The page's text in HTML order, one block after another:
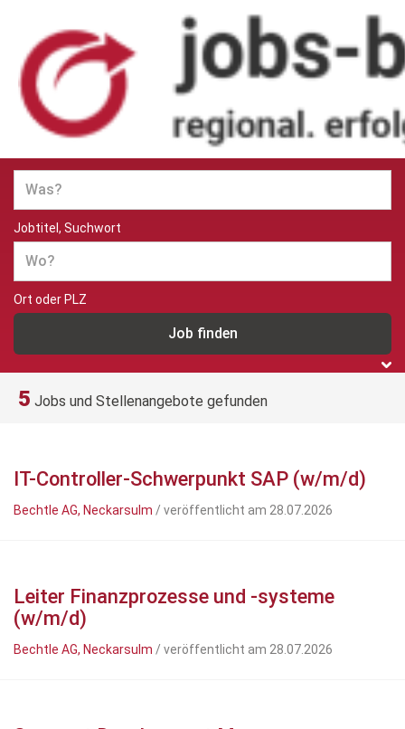
Jobs und Stellenangebote in
Berlin
Jobtitel, Suchwort
Ort oder PLZ
5 Jobs und Stellenangebote gefunden
IT-Controller-Schwerpunkt SAP (w/m/d)
Bechtle AG, Neckarsulm / veröffentlicht am 28.07.2026
Leiter Finanzprozesse und -systeme
(w/m/d)
Bechtle AG, Neckarsulm / veröffentlicht am 28.07.2026